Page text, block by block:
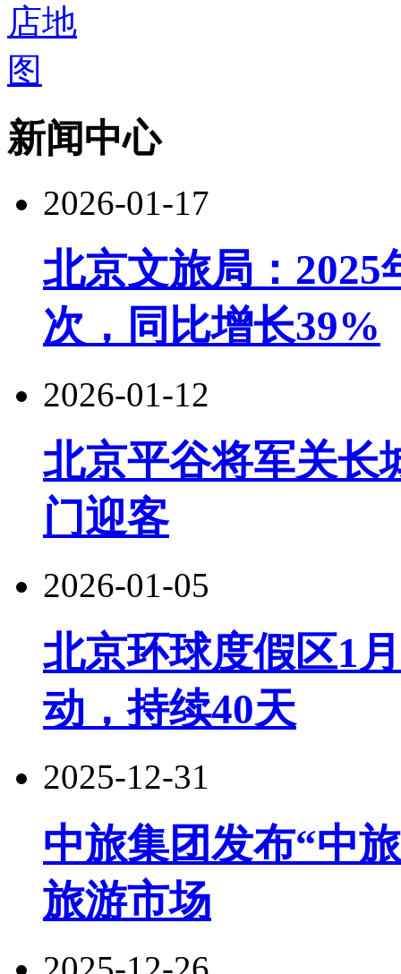
新闻中心
2026-01-17
北京文旅局：2025
次，同比增长39%
2026-01-12
北京平谷将军关长
门迎客
2026-01-05
北京环球度假区1
动，持续40天
2025-12-31
中旅集团发布“中
旅游市场